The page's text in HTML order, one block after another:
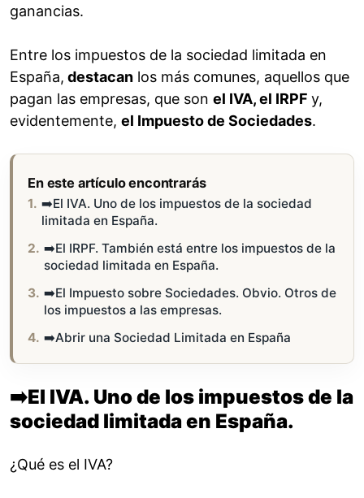
ganancias.
Entre los impuestos de la sociedad limitada en
España, destacan los más comunes, aquellos que
pagan las empresas, que son el IVA, el IRPF y,
evidentemente, el Impuesto de Sociedades.
En este artículo encontrarás
➡️El IVA. Uno de los impuestos de la sociedad
limitada en España.
➡️El IRPF. También está entre los impuestos de la
sociedad limitada en España.
➡️El Impuesto sobre Sociedades. Obvio. Otros de
los impuestos a las empresas.
➡️Abrir una Sociedad Limitada en España
➡️El IVA. Uno de los impuestos de la
sociedad limitada en España.
¿Qué es el IVA?